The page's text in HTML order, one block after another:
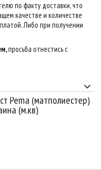
по факту доставки, что
качестве и количестве
Либо при получении
просьба отнестись с
Pema (матполиестер)
(м.кв)